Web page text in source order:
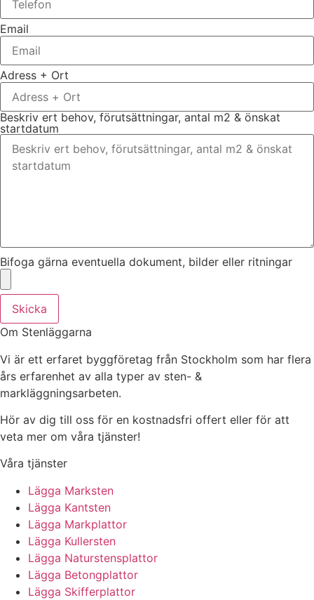
Email
Adress + Ort
Beskriv ert behov, förutsättningar, antal m2 & önskat
startdatum
Bifoga gärna eventuella dokument, bilder eller ritningar
Skicka
Om Stenläggarna
Vi är ett erfaret byggföretag från Stockholm som har flera
års erfarenhet av alla typer av sten- &
markläggningsarbeten.
Hör av dig till oss för en kostnadsfri offert eller för att
veta mer om våra tjänster!
Våra tjänster
Lägga Marksten
Lägga Kantsten
Lägga Markplattor
Lägga Kullersten
Lägga Naturstensplattor
Lägga Betongplattor
Lägga Skifferplattor